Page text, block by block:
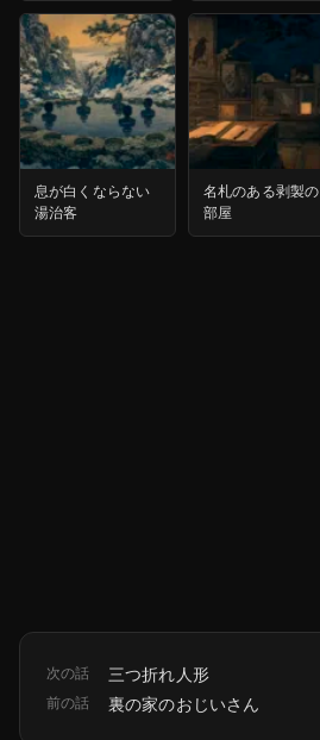
息が白くならない
湯治客
名札のある剥製の
部屋
次の話 三つ折れ人形
前の話 裏の家のおじいさん